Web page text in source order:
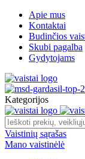
Apie mus
Kontaktai
Budinčios
Skubi pagalba
Gydytojams
Kategorijos
Vaistinių sąrašas
Mano vaistinėlė